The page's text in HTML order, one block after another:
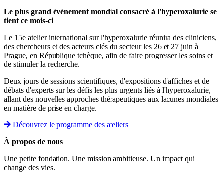
Le plus grand événement mondial consacré à l'hyperoxalurie se
tient ce mois-ci
Le 15e atelier international sur l'hyperoxalurie réunira des cliniciens,
des chercheurs et des acteurs clés du secteur les 26 et 27 juin à
Prague, en République tchèque, afin de faire progresser les soins et
de stimuler la recherche.
Deux jours de sessions scientifiques, d'expositions d'affiches et de
débats d'experts sur les défis les plus urgents liés à l'hyperoxalurie,
allant des nouvelles approches thérapeutiques aux lacunes mondiales
en matière de prise en charge.
Découvrez le programme des ateliers
À propos de nous
Une petite fondation. Une mission ambitieuse. Un impact qui
change des vies.